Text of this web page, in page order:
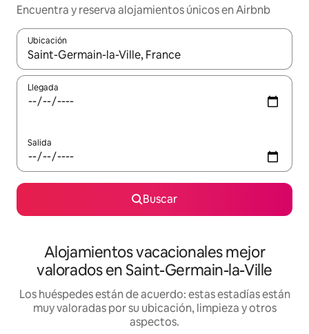
Encuentra y reserva alojamientos únicos en Airbnb
Ubicación
Cuando los resultados estén disponibles, navega con las
Llegada
Salida
Buscar
Alojamientos vacacionales mejor
valorados en Saint-Germain-la-Ville
Los huéspedes están de acuerdo: estas estadías están
muy valoradas por su ubicación, limpieza y otros
aspectos.